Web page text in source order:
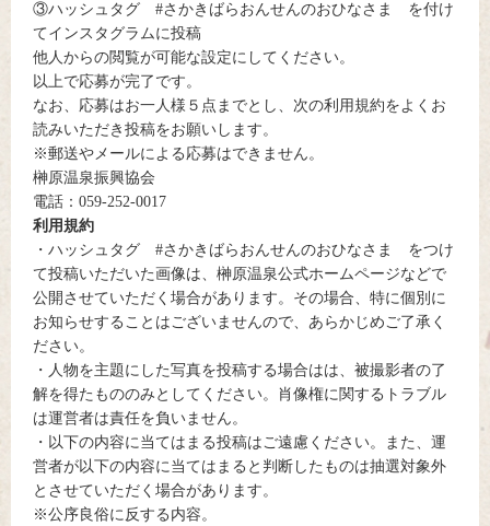
③ハッシュタグ #さかきばらおんせんのおひなさま を付け
てインスタグラムに投稿
他人からの閲覧が可能な設定にしてください。
以上で応募が完了です。
なお、応募はお一人様５点までとし、次の利用規約をよくお
読みいただき投稿をお願いします。
※郵送やメールによる応募はできません。
榊原温泉振興協会
電話：059-252-0017
利用規約
・ハッシュタグ #さかきばらおんせんのおひなさま をつけ
て投稿いただいた画像は、榊原温泉公式ホームページなどで
公開させていただく場合があります。その場合、特に個別に
お知らせすることはございませんので、あらかじめご了承く
ださい。
・人物を主題にした写真を投稿する場合はは、被撮影者の了
解を得たもののみとしてください。肖像権に関するトラブル
は運営者は責任を負いません。
・以下の内容に当てはまる投稿はご遠慮ください。また、運
営者が以下の内容に当てはまると判断したものは抽選対象外
とさせていただく場合があります。
※公序良俗に反する内容。